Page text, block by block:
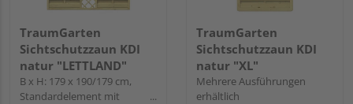
TraumGarten
Sichtschutzzaun KDI
natur "LETTLAND"
B x H: 179 x 190/179 cm,
Standardelement mit
TraumGarten
Sichtschutzzaun KDI
natur "XL"
Mehrere Ausführungen
erhältlich